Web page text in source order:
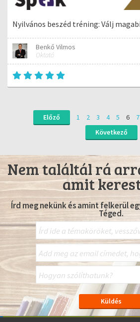
Nyilvános beszéd tréning: Válj
Benkő Vilmos
Oktató
Előző 1 2 3 4 5 6 7
Következő
Nem találtál rá
amit
Írd meg nekünk és amint felkerül
Téged.